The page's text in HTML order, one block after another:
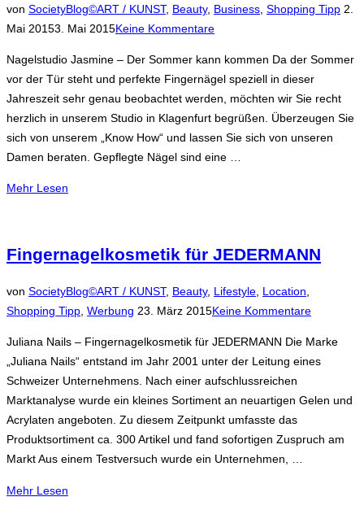
von SocietyBlog©ART / KUNST, Beauty, Business Shopping Tipp 2.
Mai 20153. Mai 2015Keine Kommentare
Nagelstudio Jasmine – Der Sommer kann kommen Da der Sommer
vor der Tür steht und perfekte Fingernägel speziell in dieser
Jahreszeit sehr genau beobachtet werden, möchten wir Sie recht
herzlich in unserem Studio in Klagenfurt begrüßen. Überzeugen Sie
sich von unserem „Know How“ und lassen Sie sich von unseren
Damen beraten. Gepflegte Nägel sind eine …
Mehr über
Der
Sommer
kann
Lesen
Fingernagelkosmetik für JEDERMANN
von SocietyBlog©ART / KUNST, Beauty, Lifestyle, Location,
Shopping Tipp, Werbung Veröffentlicht
23. März 2015Keine Kommentare
Juliana Nails – Fingernagelkosmetik für JEDERMANN Die Marke
„Juliana Nails“ entstand im Jahr 2001 unter der Leitung eines
Schweizer Unternehmens. Nach einer aufschlussreichen
Marktanalyse wurde ein kleines Sortiment an neuartigen Gelen und
Acrylaten angeboten. Zu diesem Zeitpunkt umfasste das
Produktsortiment ca. 300 Artikel und fand sofortigen Zuspruch am
Markt Aus einem Testversuch wurde ein Unternehmen, …
Mehr über
Lesen